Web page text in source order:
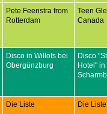
Pete Feenstra from
Rotterdam
Teen
Canada
Disco in Willofs bei
Obergünzburg
Disco
Hotel"
Die Liste
Die Liste